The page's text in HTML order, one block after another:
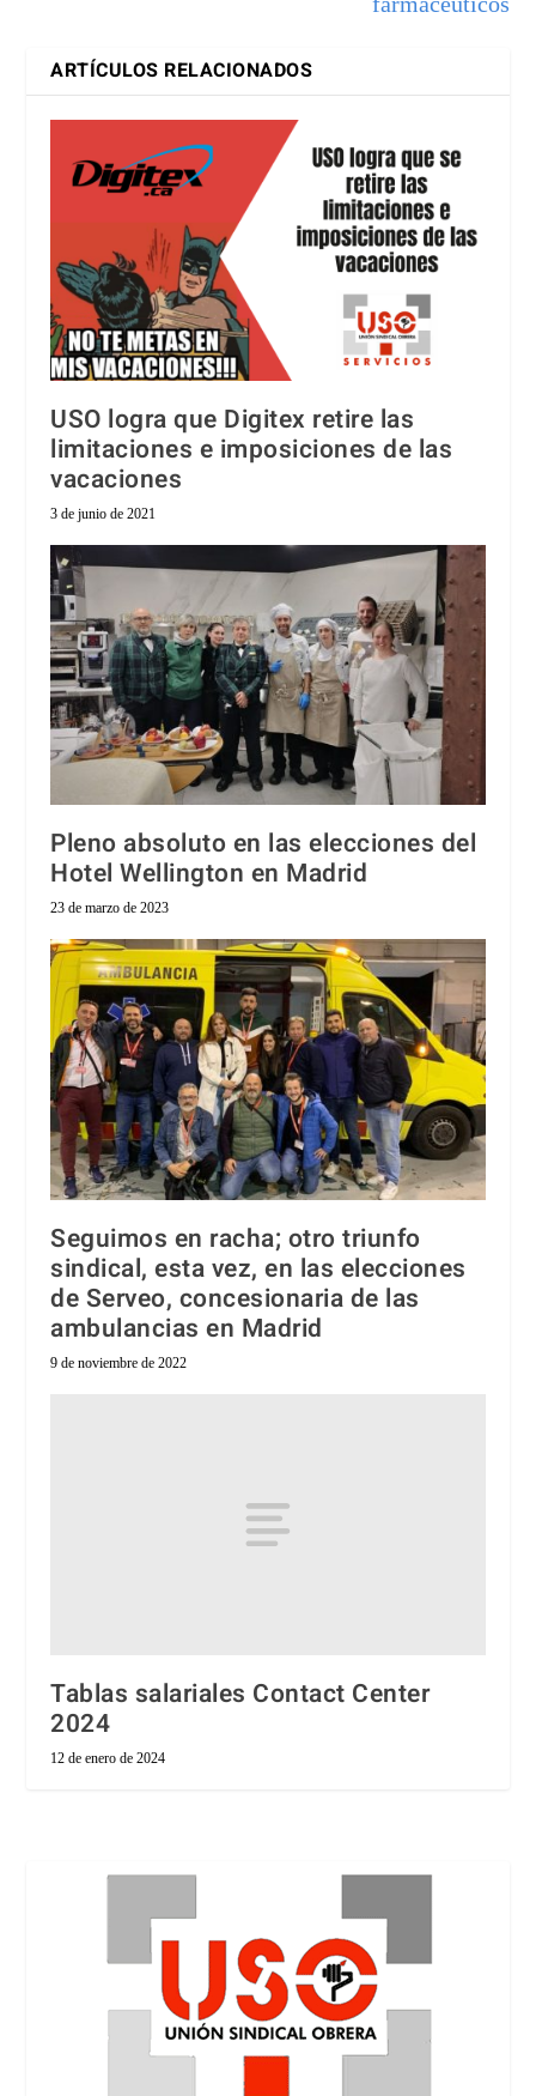
ARTÍCULOS RELACIONADOS
USO logra que Digitex retire las
limitaciones e imposiciones de las
vacaciones
3 de junio de 2021
Pleno absoluto en las elecciones del
Hotel Wellington en Madrid
23 de marzo de 2023
Seguimos en racha; otro triunfo
sindical, esta vez, en las elecciones
de Serveo, concesionaria de las
ambulancias en Madrid
9 de noviembre de 2022
Tablas salariales Contact Center
2024
12 de enero de 2024